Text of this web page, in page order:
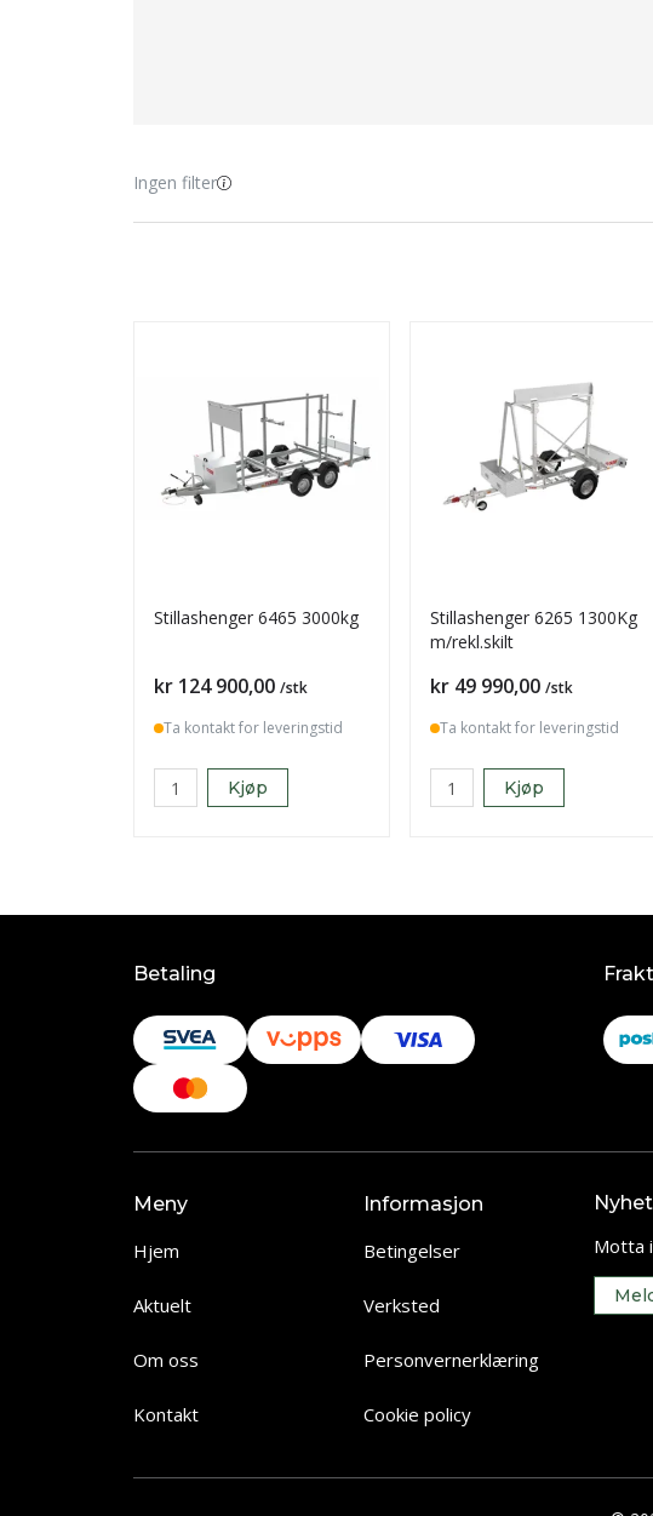
Ingen filter
Stillashenger 6465 3000kg
Pris
kr 124 900,00 /stk
Ta kontakt for leveringstid
Kjøp
Stillashenger 6265 1300Kg
m/rekl.skilt
Pris
kr 49 990,00 /stk
Ta kontakt for leveringstid
Kjøp
Betaling Frakt
Meny
Hjem
Aktuelt
Om oss
Kontakt
Informasjon
Betingelser
Verksted
Personvernerklæring
Cookie policy
Motta